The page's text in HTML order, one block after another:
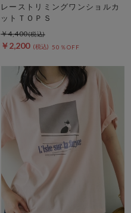
レーストリミングワンショルカ
ットＴＯＰＳ
￥2,200 50％OFF
￥4,400